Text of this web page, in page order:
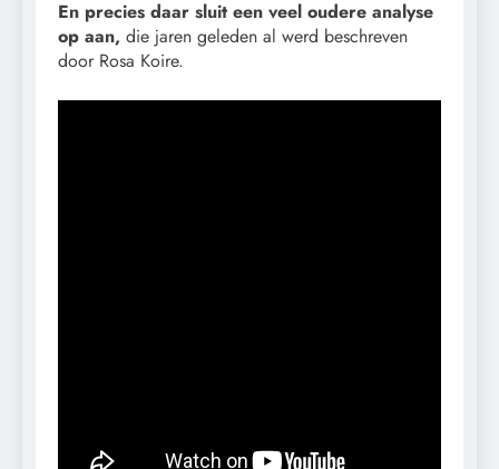
En precies daar sluit een veel oudere analyse
op aan, die jaren geleden al werd beschreven
door Rosa Koire.